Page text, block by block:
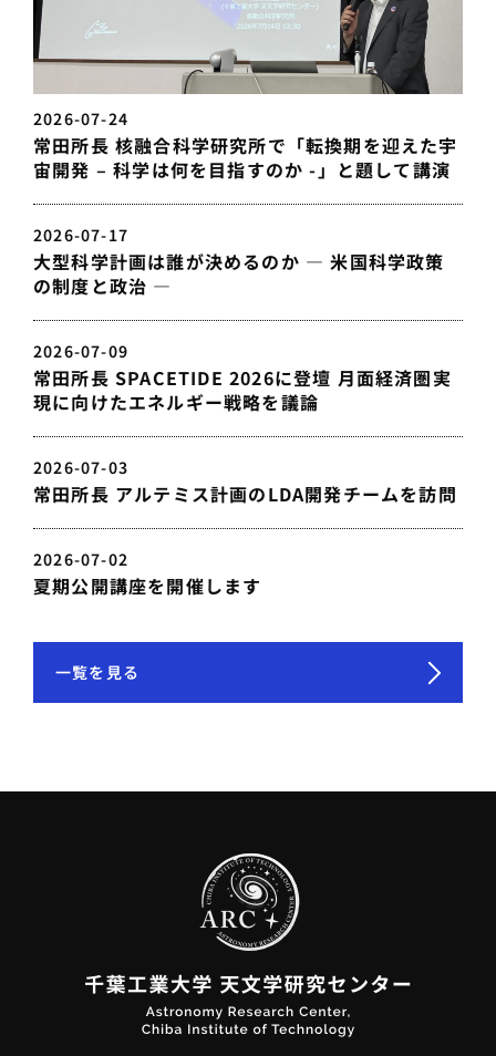
2026-07-24
常田所長 核融合科学研究所で「転換期を迎えた宇
宙開発 – 科学は何を目指すのか -」と題して講演
2026-07-17
大型科学計画は誰が決めるのか — 米国科学政策
の制度と政治 —
2026-07-09
常田所長 SPACETIDE 2026に登壇 月面経済圏実
現に向けたエネルギー戦略を議論
2026-07-03
常田所長 アルテミス計画のLDA開発チームを訪問
2026-07-02
夏期公開講座を開催します
一覧を見る